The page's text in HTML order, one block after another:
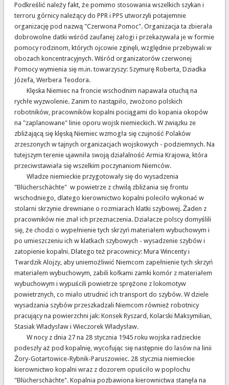
Podkreślić należy fakt, że pomimo stosowania wszelkich szykan i
terroru górnicy należący do PPR i PPS utworzyli potajemnie
organizację pod nazwą "Czerwona Pomoc". Organizacja ta zbierała
dobrowolne datki wśród zaufanej załogi i przekazywała je w formie
pomocy rodzinom, których ojcowie zginęli, względnie przebywali w
obozach koncentracyjnych. Wśród organizatorów czerwonej
Pomocy wymienia się m.in. towarzyszy: Szymurę Roberta, Dziadka
Józefa, Werbera Teodora.
Klęska Niemiec na froncie wschodnim napawała otuchą na
rychłe wyzwolenie. Zanim to nastąpiło, zwożono polskich
robotników, pracowników kopalni pociągami do kopania okopów
na "zaplanowane" linie oporu wojsk niemieckich. W związku ze
zbliżającą się klęską Niemiec wzmogła się czujność Polaków
zrzeszonych w tajnych organizacjach wojskowych - podziemnych. Na
tutejszym terenie ujawniła swoją działalność Armia Krajowa, która
przeciwstawiała się wszelkim poczynaniom Niemców.
Władze niemieckie przygotowały się do wysadzenia
"Blücherschächte" w powietrze z chwilą zbliżania się frontu
wschodniego, dlatego kierownictwo kopalni poleciło wykonać w
stolarni skrzynie drewniane o rozmiarach klatki szybowej. Żaden z
pracowników nie znał ich przeznaczenia. Działacze polscy domyślili
się, że chodzi o wypełnienie tych skrzyń materiałem wybuchowym i
po umieszczeniu ich w klatkach szybowych - wysadzenie szybów i
zatopienie kopalni. Dlatego też pracownicy: Mura Wincenty i
Twardzik Alojzy, aby uniemożliwić Niemcom zapełnienie tych skrzyń
materiałem wybuchowym, zabili kołkami zamki komór z materiałem
wybuchowym i wypuścili powietrze sprężone z lokomotyw
powietrznych, co miało utrudnić ich transport do szybów. W dziele
wysadzania szybów przeszkadzali Niemcom również robotnicy
pracujący na powierzchni jak: Konsek Ryszard, Kolarski Maksymilian,
Stasiak Władysław i Wieczorek Władysław.
W nocy z dnia 27 na 28 stycznia 1945 roku wojska radzieckie
podeszły aż pod kopalnię, wycofując się następnie do lasów na linii
Żory-Gotartowice-Rybnik-Paruszowiec. 28 stycznia niemieckie
kierownictwo kopalni wraz z dozorem opuściło w popłochu
"Blücherschächte". Kopalnia pozbawiona kierownictwa stanęła na